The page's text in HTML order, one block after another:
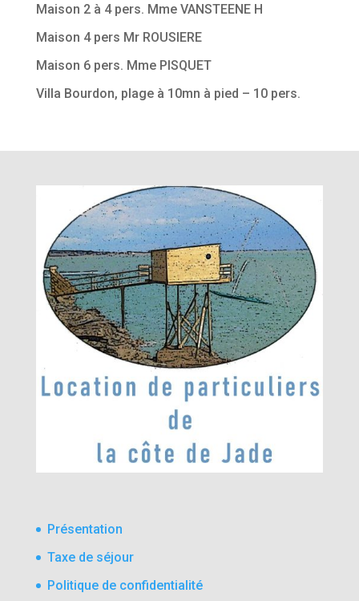
Maison 2 à 4 pers. Mme VANSTEENE H
Maison 4 pers Mr ROUSIERE
Maison 6 pers. Mme PISQUET
Villa Bourdon, plage à 10mn à pied – 10 pers.
Présentation
Taxe de séjour
Politique de confidentialité